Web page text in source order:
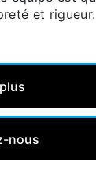
et rigueur.
nous